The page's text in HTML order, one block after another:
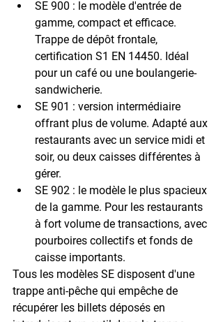
SE 900 : le modèle d'entrée de
gamme, compact et efficace.
Trappe de dépôt frontale,
certification S1 EN 14450. Idéal
pour un café ou une boulangerie-
sandwicherie.
SE 901 : version intermédiaire
offrant plus de volume. Adapté aux
restaurants avec un service midi et
soir, ou deux caisses différentes à
gérer.
SE 902 : le modèle le plus spacieux
de la gamme. Pour les restaurants
à fort volume de transactions, avec
pourboires collectifs et fonds de
caisse importants.
Tous les modèles SE disposent d'une
trappe anti-pêche qui empêche de
récupérer les billets déposés en